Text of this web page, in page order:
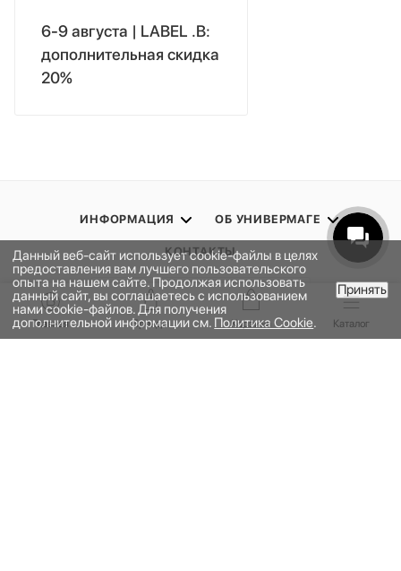
В КОРЗИНУ
6-9 августа | LABEL .B:
дополнительная скидка
20%
ИНФОРМАЦИЯ ОБ УНИВЕРМАГЕ
КОНТАКТЫ
ПОДПИСАТЬСЯ НА РАССЫЛКУ
Данный веб-сайт использует cookie-файлы в целях
предоставления вам лучшего пользовательского
опыта на нашем сайте. Продолжая использовать
данный сайт, вы соглашаетесь с использованием
нами cookie-файлов. Для получения
дополнительной информации см. Политика Cookie.
Принять
Главная Бренды Корзина Каталог